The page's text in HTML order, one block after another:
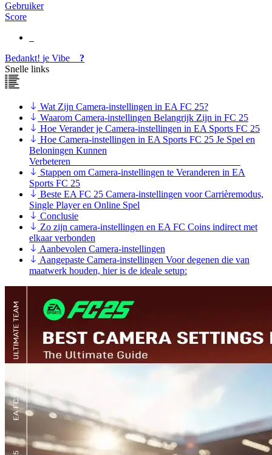
Gebruiker
Score
Bedankt! je Vibe
?
Snelle links
Wat Zijn Camera-instellingen in EA FC 25?
Waarom Camera-instellingen Belangrijk Zijn in FC 25
Hoe Verander je Camera-instellingen in EA Sports FC 25
Hoe Camera-instellingen in EA Sports FC 25 Je Spel en
Beloningen Kunnen
Verbeteren
Stappen om Camera-instellingen te Veranderen in EA
Sports FC 25
Beste EA FC 25 Camera-instellingen voor Carrièremodus,
Single Player en Online Spel
Conclusie
Zo zijn camera-instellingen en EA FC Coins indirect met
elkaar verbonden
Aanbevolen Camera-instellingen
Aangepaste Camera-instellingen Voor degenen die van
maatwerk houden, hier is de ideale setup: